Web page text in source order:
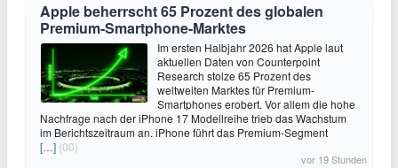
Apple beherrscht 65 Prozent des globalen
Premium-Smartphone-Marktes
Im ersten Halbjahr 2026 hat Apple laut
aktuellen Daten von Counterpoint
Research stolze 65 Prozent des
weltweiten Marktes für Premium-
Smartphones erobert. Vor allem die hohe
Nachfrage nach der iPhone 17 Modellreihe trieb das Wachstum
im Berichtszeitraum an. iPhone führt das Premium-Segment
[…] (00)
vor 19 Stunden